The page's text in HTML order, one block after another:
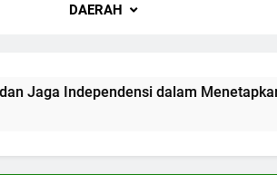
DAERAH
dalam Menetapkan Hukum